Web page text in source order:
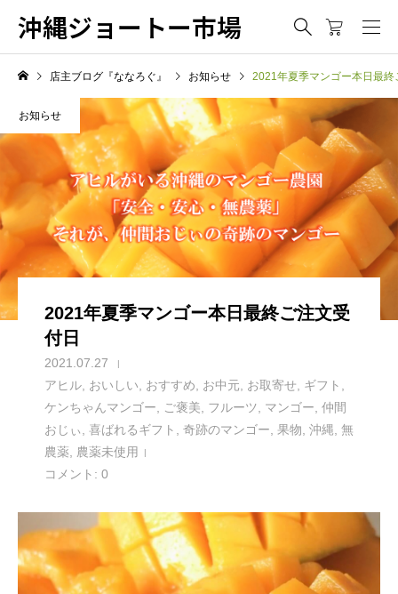
沖縄ジョートー市場
店主ブログ『ななろぐ』 お知らせ 2021年夏季マンゴー本日最終
お知らせ
2021年夏季マンゴー本日最終ご注文受
付日
2021.07.27
アヒル おいしい おすすめ お中元 お取寄せ ギフト
ケンちゃんマンゴー
ご褒美 フルーツ マンゴー 仲間
おじぃ
喜ばれるギフト 奇跡のマンゴー 果物 沖縄 無
農薬
農薬未使用
コメント: 0